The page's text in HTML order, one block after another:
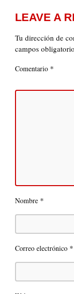
LEAVE A
Tu dirección de
campos
Comentario *
Nombre *
Correo electrónico *